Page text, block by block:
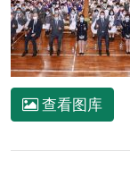
查看图库